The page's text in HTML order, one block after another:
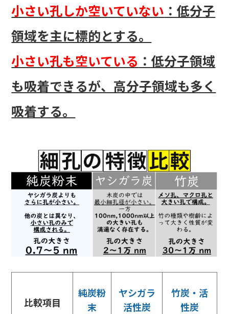
小さい孔しか空いていない ：低分子
領域を主に標的とする。
小さい孔も空いている ：低分子領域
も吸着できるが、高分子領域も多く
吸着する。
比較項目
純炭粉
末
ヤシガラ
活性炭
竹炭・活
性炭